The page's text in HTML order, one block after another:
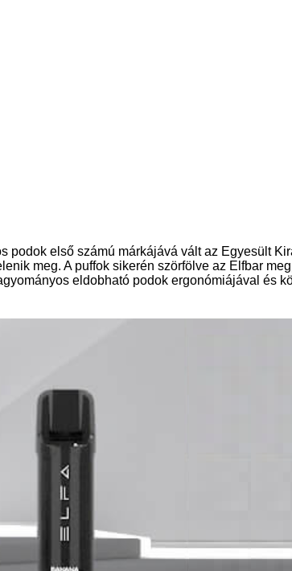
első számú márkájává vált az Egyesült
meg. A puffok sikerén szörfölve az Elfbar
eldobható podok ergonómiájával és